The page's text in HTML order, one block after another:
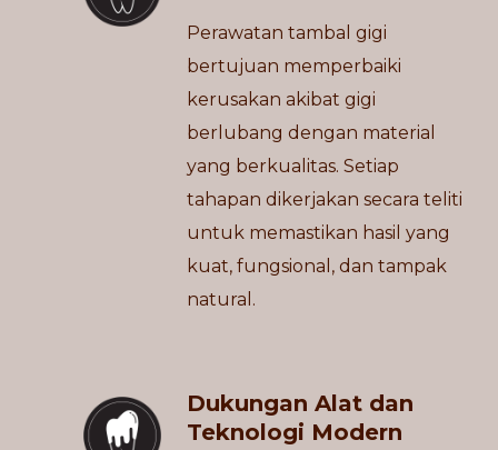
Perawatan tambal gigi
bertujuan memperbaiki
kerusakan akibat gigi
berlubang dengan material
yang berkualitas. Setiap
tahapan dikerjakan secara teliti
untuk memastikan hasil yang
kuat, fungsional, dan tampak
natural.
Dukungan Alat dan
Teknologi Modern